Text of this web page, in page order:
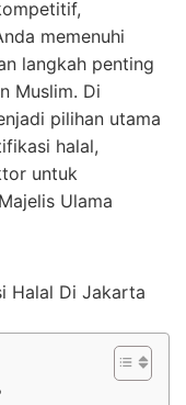
memenuhi
langkah penting
Muslim. Di
pilihan utama
halal,
untuk
Ulama
Halal Di Jakarta